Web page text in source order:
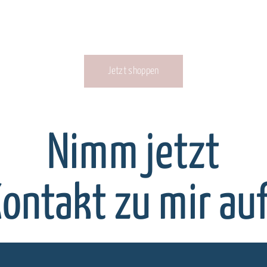
Jetzt shoppen
Nimm jetzt
zu mir